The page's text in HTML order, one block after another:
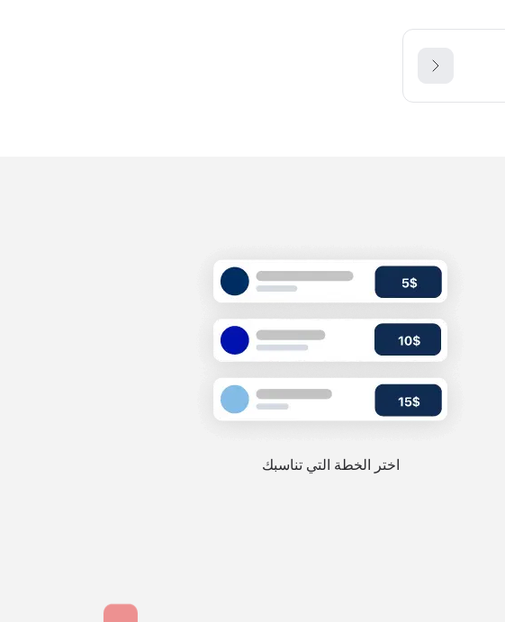
اختر الخطة التي تناسبك